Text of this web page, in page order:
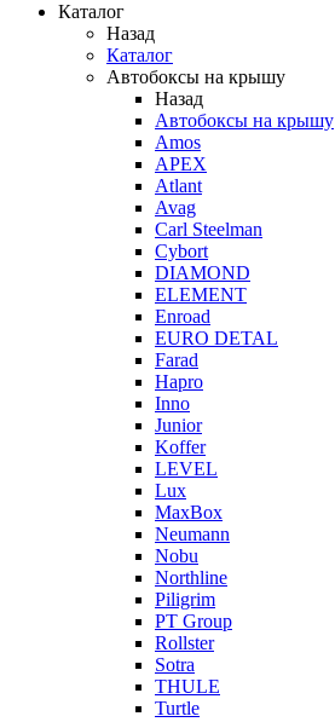
Каталог
Назад
Каталог
Автобоксы на крышу
Назад
Автобоксы на крышу
Amos
APEX
Atlant
Avag
Carl Steelman
Cybort
DIAMOND
ELEMENT
Enroad
EURO DETAL
Farad
Hapro
Inno
Junior
Koffer
LEVEL
Lux
MaxBox
Neumann
Nobu
Northline
Piligrim
PT Group
Rollster
Sotra
THULE
Turtle